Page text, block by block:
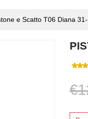
e Scatto T06 Diana